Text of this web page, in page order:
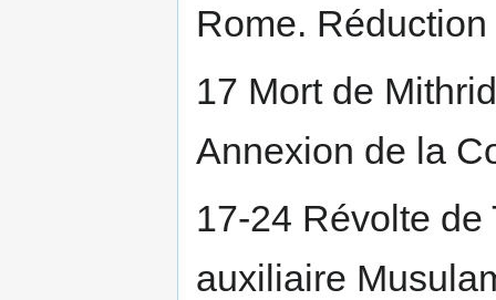
Rome.
17 Mort de
Annexion de la
17-24 Révolte de
auxiliaire